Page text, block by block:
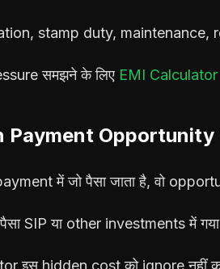
stamp duty,
समझने के लिए EMI Calculator
Payment Opportunity
में जो पैसा जाता है, वो
SIP या other investments में
इस hidden cost को ignore नहीं